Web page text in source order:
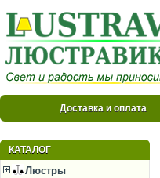
Доставка и оплата
КАТАЛОГ
Люстры